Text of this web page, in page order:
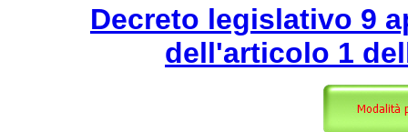
Decreto legislativo 9
dell'articolo 1